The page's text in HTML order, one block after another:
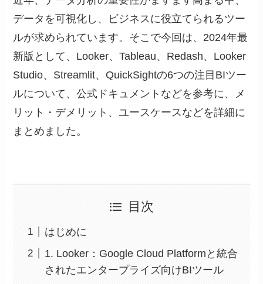
データを可視化し、ビジネスに役立てられるツー
ルが求められています。そこで今回は、2024年最
新版として、Looker、Tableau、Redash、Looker
Studio、Streamlit、QuickSightの6つの注目BIツー
ルについて、公式ドキュメントなどを参考に、メ
リット・デメリット、ユースケースなどを詳細に
まとめました。
目次
はじめに
1. Looker：Google Cloud Platformと統合
されたエンタープライズ向けBIツール